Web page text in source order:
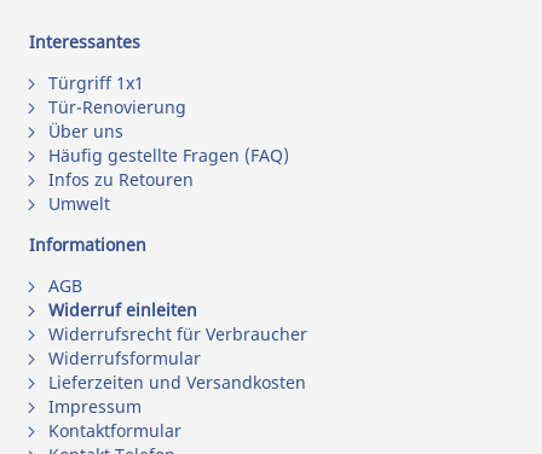
Interessantes
Türgriff 1x1
Tür-Renovierung
Über uns
Häufig gestellte Fragen (FAQ)
Infos zu Retouren
Umwelt
Informationen
AGB
Widerruf einleiten
Widerrufsrecht für Verbraucher
Widerrufsformular
Lieferzeiten und Versandkosten
Impressum
Kontaktformular